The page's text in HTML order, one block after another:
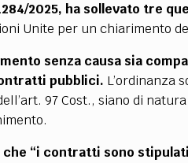
2025, ha sollevato tre
Unite per un chiarimento
senza causa sia
pubblici. L’ordinanza
97 Cost., siano di
che “i contratti sono